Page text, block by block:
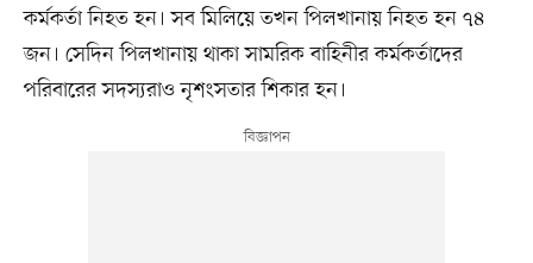
কর্মকর্তা নিহত হন। সব মিলিয়ে তখন পিলখানায় নিহত হন ৭৪
জন। সেদিন পিলখানায় থাকা সামরিক বাহিনীর কর্মকর্তাদের
পরিবারের সদস্যরাও নৃশংসতার শিকার হন।